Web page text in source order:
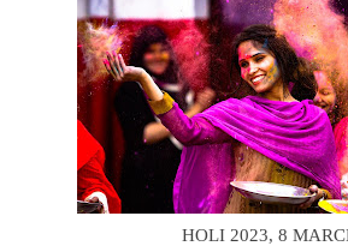
HOLI 2023, 8